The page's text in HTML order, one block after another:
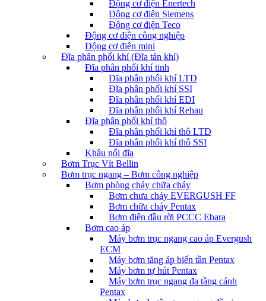
Động cơ điện Enertech
Động cơ điện Siemens
Động cơ điện Teco
Động cơ điện công nghiệp
Động cơ điện mini
Đĩa phân phối khí (Đĩa tán khí)
Đĩa phân phối khí tinh
Đĩa phân phối khí LTD
Đĩa phân phối khí SSI
Đĩa phân phối khí EDI
Đĩa phân phối khí Rehau
Đĩa phân phối khí thô
Đĩa phân phối khí thô LTD
Đĩa phân phối khí thô SSI
Khâu nối đĩa
Bơm Trục Vít Bellin
Bơm trục ngang – Bơm công nghiệp
Bơm phòng cháy chữa cháy
Bơm chưa cháy EVERGUSH FF
Bơm chữa cháy Pentax
Bơm điện đầu rời PCCC Ebara
Bơm cao áp
Máy bơm trục ngang cao áp Evergush
ECM
Máy bơm tăng áp biến tần Pentax
Máy bơm tự hút Pentax
Máy bơm trục ngang đa tầng cánh
Pentax